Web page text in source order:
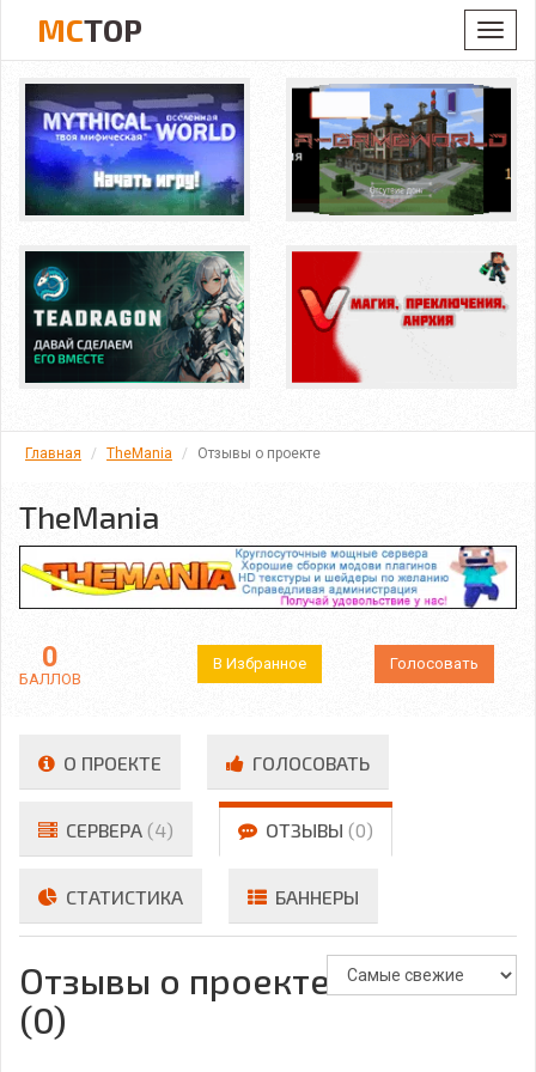
MCTOP
Главная TheMania Отзывы о проекте
TheMania
0
БАЛЛОВ
В Избранное Голосовать
О ПРОЕКТЕ ГОЛОСОВАТЬ
СЕРВЕРА (4) ОТЗЫВЫ (0)
СТАТИСТИКА БАННЕРЫ
Отзывы о проекте
(0)